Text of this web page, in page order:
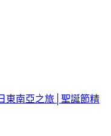
東南亞之旅│聖誕節精